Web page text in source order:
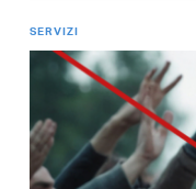
SERVIZI